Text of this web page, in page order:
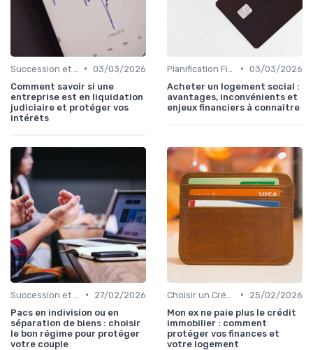
• 03/03/2026
Comment savoir si une
entreprise est en liquidation
judiciaire et protéger vos
intérêts
• 03/03/2026
Acheter un logement social :
avantages, inconvénients et
enjeux financiers à connaître
•
27/02/2026
Pacs en indivision ou en
séparation de biens : choisir
le bon régime pour protéger
votre couple
•
25/02/2026
Mon ex ne paie plus le crédit
immobilier : comment
protéger vos finances et
votre logement